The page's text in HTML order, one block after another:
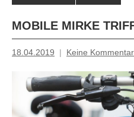
MOBILE MIRKE
18.04.2019
Inge
Keine